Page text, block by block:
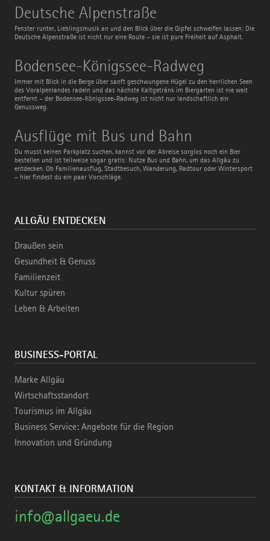
Deutsche Alpenstraße
Fenster runter, Lieblingsmusik an und den Blick über die Gipfel schweifen lassen: Die
Deutsche Alpenstraße ist nicht nur eine Route – sie ist pure Freiheit auf Asphalt.
Deutsche
Alpenstraße
Bodensee-Königssee-Radweg
Immer mit Blick in die Berge über sanft geschwungene Hügel zu den herrlichen Seen
des Voralpenlandes radeln und das nächste Kaltgetränk im Biergarten ist nie weit
entfernt – der Bodensee-Königssee-Radweg ist nicht nur landschaftlich ein
Genussweg.
Bodensee-
Königssee-
Radweg
Ausflüge mit Bus und Bahn
Du musst keinen Parkplatz suchen, kannst vor der Abreise sorglos noch ein Bier
bestellen und ist teilweise sogar gratis: Nutze Bus und Bahn, um das Allgäu zu
entdecken. Ob Familienausflug, Stadtbesuch, Wanderung, Radtour oder Wintersport
– hier findest du ein paar Vorschläge.
Ausflüge
mit
Bus
und
Bahn
ALLGÄU ENTDECKEN
Draußen sein
Gesundheit & Genuss
Familienzeit
Kultur spüren
Leben & Arbeiten
BUSINESS-PORTAL
Marke Allgäu
Wirtschaftsstandort
Tourismus im Allgäu
Business Service: Angebote für die Region
Innovation und Gründung
KONTAKT & INFORMATION
info@allgaeu.de